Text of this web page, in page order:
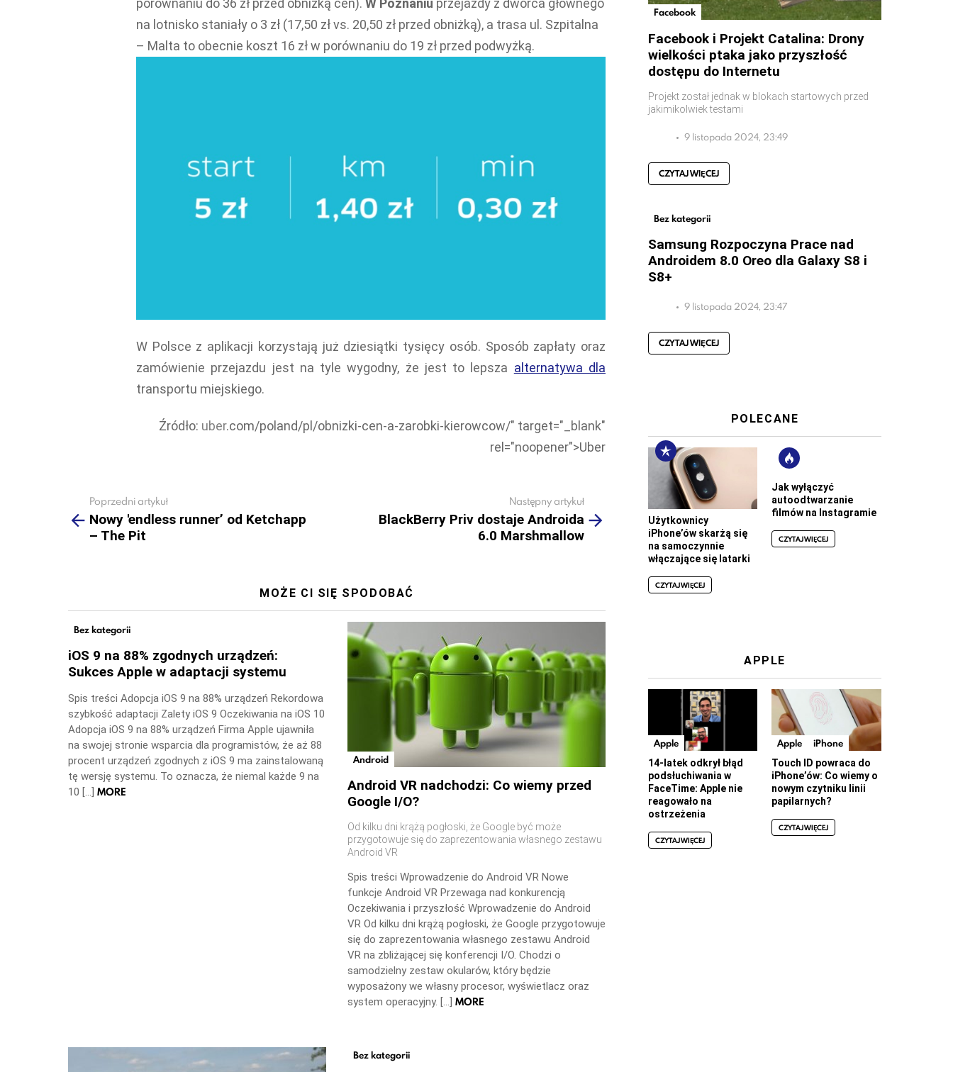
porównaniu do 36 zł przed obniżką cen). W Poznaniu przejazdy z dworca głównego
na lotnisko staniały o 3 zł (17,50 zł vs. 20,50 zł przed obniżką), a trasa ul. Szpitalna
– Malta to obecnie koszt 16 zł w porównaniu do 19 zł przed podwyżką.
W Polsce z aplikacji korzystają już dziesiątki tysięcy osób. Sposób zapłaty oraz
zamówienie przejazdu jest na tyle wygodny, że jest to lepsza alternatywa dla
transportu miejskiego.
Źródło: uber.com/poland/pl/obnizki-cen-a-zarobki-kierowcow/" target="_blank"
rel="noopener">Uber
more
Poprzedni artykuł
Nowy 'endless runner’ od Ketchapp
– The Pit
Następny artykuł
BlackBerry Priv dostaje Androida
6.0 Marshmallow
MOŻE CI SIĘ SPODOBAĆ
Bez kategorii
iOS 9 na 88% zgodnych urządzeń:
Sukces Apple w adaptacji systemu
Spis treści Adopcja iOS 9 na 88% urządzeń Rekordowa
szybkość adaptacji Zalety iOS 9 Oczekiwania na iOS 10
Adopcja iOS 9 na 88% urządzeń Firma Apple ujawniła
na swojej stronie wsparcia dla programistów, że aż 88
procent urządzeń zgodnych z iOS 9 ma zainstalowaną
tę wersję systemu. To oznacza, że niemal każde 9 na
10 […] MORE
Android
Android VR nadchodzi: Co wiemy przed
Google I/O?
Od kilku dni krążą pogłoski, że Google być może
przygotowuje się do zaprezentowania własnego zestawu
Android VR
Spis treści Wprowadzenie do Android VR Nowe
funkcje Android VR Przewaga nad konkurencją
Oczekiwania i przyszłość Wprowadzenie do Android
VR Od kilku dni krążą pogłoski, że Google przygotowuje
się do zaprezentowania własnego zestawu Android
VR na zbliżającej się konferencji I/O. Chodzi o
samodzielny zestaw okularów, który będzie
wyposażony we własny procesor, wyświetlacz oraz
system operacyjny. […] MORE
Bez kategorii
Facebook
Facebook i Projekt Catalina: Drony
wielkości ptaka jako przyszłość
dostępu do Internetu
Projekt został jednak w blokach startowych przed
jakimikolwiek testami
9 listopada 2024, 23:49
CZYTAJ WIĘCEJ
Bez kategorii
Samsung Rozpoczyna Prace nad
Androidem 8.0 Oreo dla Galaxy S8 i
S8+
9 listopada 2024, 23:47
CZYTAJ WIĘCEJ
POLECANE
Użytkownicy
iPhone’ów skarżą się
na samoczynnie
włączające się latarki
CZYTAJ WIĘCEJ
Jak wyłączyć
autoodtwarzanie
filmów na Instagramie
CZYTAJ WIĘCEJ
APPLE
Apple
14-latek odkrył błąd
podsłuchiwania w
FaceTime: Apple nie
reagowało na
ostrzeżenia
CZYTAJ WIĘCEJ
Apple iPhone
Touch ID powraca do
iPhone’ów: Co wiemy o
nowym czytniku linii
papilarnych?
CZYTAJ WIĘCEJ